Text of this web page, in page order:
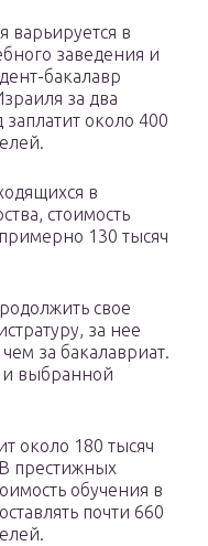
варьируется в
заведения и
бакалавр
за два
около 400
в
стоимость
130 тысяч
свое
за нее
за бакалавриат.
и выбранной
около 180 тысяч
престижных
обучения в
почти 660